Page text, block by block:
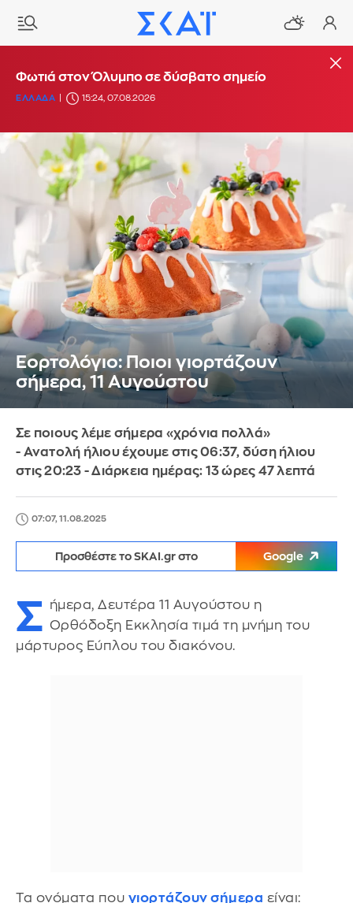
Φωτιά στον Όλυμπο σε δύσβατο σημείο
ΕΛΛΑΔΑ 15:24, 07.08.2026
Εορτολόγιο: Ποιοι γιορτάζουν
σήμερα, 11 Αυγούστου
Σε ποιους λέμε σήμερα «χρόνια πολλά»
- Ανατολή ήλιου έχουμε στις 06:37, δύση ήλιου
στις 20:23 - Διάρκεια ημέρας: 13 ώρες 47 λεπτά
07:07, 11.08.2025
Προσθέστε το SKAI.gr στο Google
Σ ήμερα, Δευτέρα 11 Αυγούστου η
Ορθόδοξη Εκκλησία τιμά τη μνήμη του
μάρτυρος Εύπλου του διακόνου.
Τα ονόματα που γιορτάζουν σήμερα είναι: